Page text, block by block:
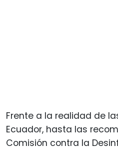
Frente a la realidad de
Ecuador, hasta las
Comisión contra la